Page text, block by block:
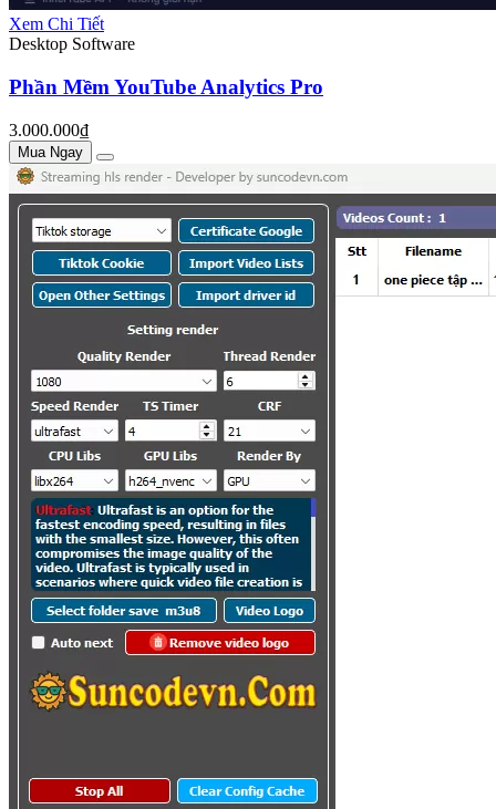
Xem Chi Tiết
Desktop Software
Phần Mềm YouTube Analytics Pro
3.000.000₫
Mua Ngay